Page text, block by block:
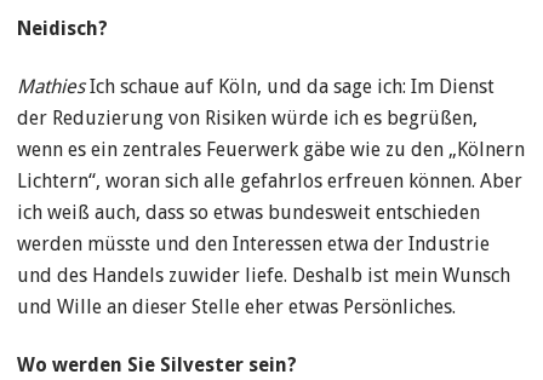
Neidisch?
MathiesIch schaue auf Köln, und da sage ich: Im Dienst
der Reduzierung von Risiken würde ich es begrüßen,
wenn es ein zentrales Feuerwerk gäbe wie zu den „Kölnern
Lichtern“, woran sich alle gefahrlos erfreuen können. Aber
ich weiß auch, dass so etwas bundesweit entschieden
werden müsste und den Interessen etwa der Industrie
und des Handels zuwider liefe. Deshalb ist mein Wunsch
und Wille an dieser Stelle eher etwas Persönliches.
Wo werden Sie Silvester sein?